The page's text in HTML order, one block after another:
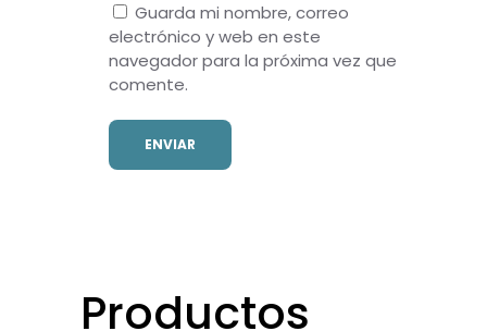
Guarda mi nombre, correo
electrónico y web en este
navegador para la próxima vez que
comente.
Productos